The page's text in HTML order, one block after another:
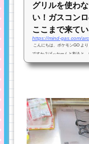
グリルを使わ
い！ガスコン
ここまで来てい
https://mind-gas.com/
こんにちは、ポケモンGO よ
ですか？ぱっかーんと割ると
で良く作ってもらうのですが